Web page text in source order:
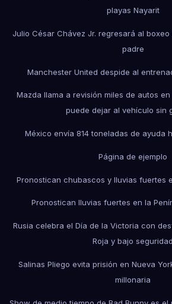
playas Nayarit
Julio César Chávez Jr. regresará al
padre
Manchester United despide al
Mazda llama a revisión miles de autos
puede dejar al vehículo sin
México envía 814 toneladas de ayuda
Página de ejemplo
Pronostican chubascos y lluvias fuertes
Pronostican lluvias fuertes en la
Rusia celebra el Día de la Victoria con
Roja y bajo seguridad
Salinas Pliego evita prisión en Nueva
millonaria